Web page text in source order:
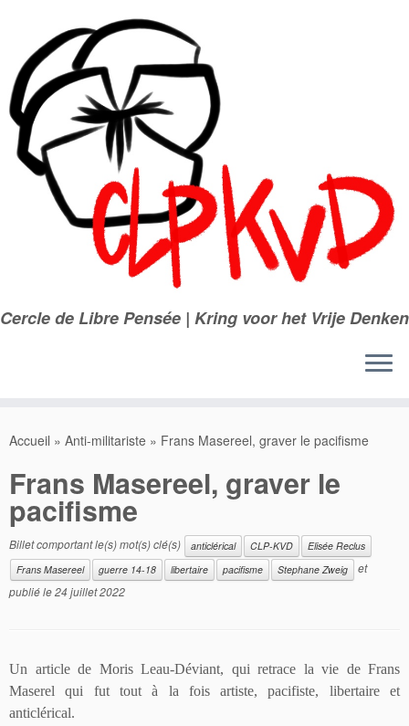
contenu
Cercle de Libre Pensée | Kring voor het Vrije Denken
Accueil » Anti-militariste » Frans Masereel, graver le pacifisme
Frans Masereel, graver le
pacifisme
Billet comportant le(s) mot(s) clé(s) anticlérical CLP-KVD
Elisée Reclus
Frans Masereel
guerre 14-18 libertaire pacifisme Stephane Zweig
et
publié le24 juillet 2022
Un article de Moris Leau-Déviant, qui retrace la vie de Frans
Maserel qui fut tout à la fois artiste, pacifiste, libertaire et
anticlérical.